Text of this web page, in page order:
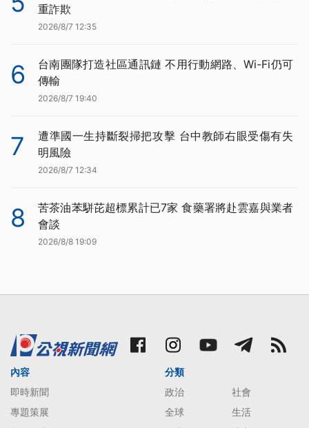
重詐欺
2026/8/7 12:35
6
台南團隊打造社區通訊鏈 不用行動網路、Wi-Fi仍可
傳輸
2026/8/7 19:40
7
遭準國一生持斷裂掃把攻擊 台中教師右眼受傷有失
明風險
2026/8/7 12:34
8
苦茶油苯駢芘超標累計已7家 食藥署將赴雲嘉與業者
會談
2026/8/8 19:09
內容
即時新聞
專題策展
分類
政治
社會
全球
生活